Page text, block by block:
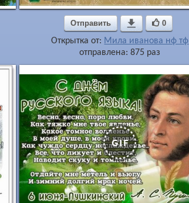
Отправить  0
Открытка от: Мила иванова нф тф
отправлена: 875 раз